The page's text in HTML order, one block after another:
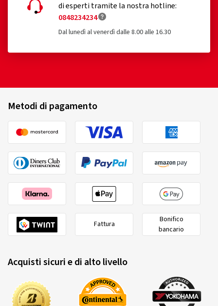
di esperti tramite la nostra hotline:
0848234234
Dal lunedì al venerdì dalle 8.00 alle 16.30
Metodi di pagamento
Fattura
Bonifico
bancario
Acquisti sicuri e di alto livello